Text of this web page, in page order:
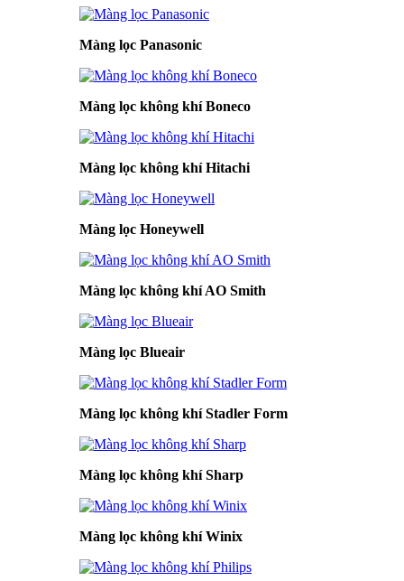
Màng lọc Panasonic
Màng lọc không khí Boneco
Màng lọc không khí Hitachi
Màng lọc Honeywell
Màng lọc không khí AO Smith
Màng lọc Blueair
Màng lọc không khí Stadler Form
Màng lọc không khí Sharp
Màng lọc không khí Winix